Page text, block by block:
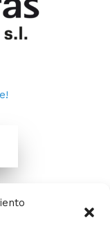
20 (28049)